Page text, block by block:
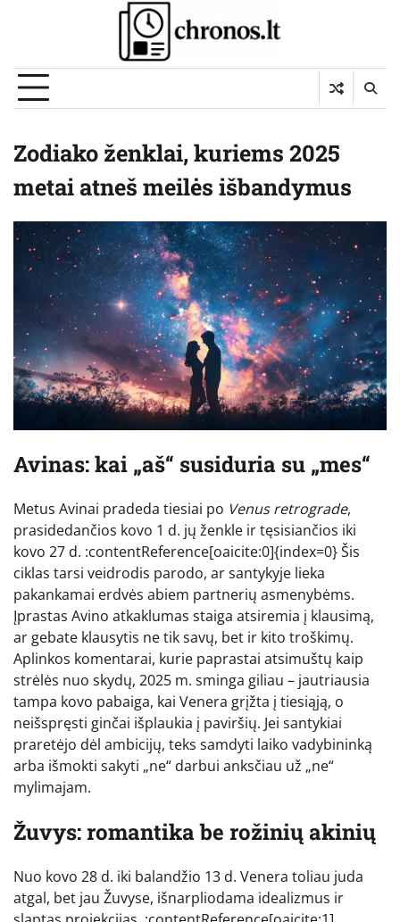
Zodiako ženklai, kuriems 2025
metai atneš meilės išbandymus
Avinas: kai „aš“ susiduria su „mes“
Metus Avinai pradeda tiesiai po Venus retrograde,
prasidedančios kovo 1 d. jų ženkle ir tęsisiančios iki
kovo 27 d. :contentReference[oaicite:0]{index=0} Šis
ciklas tarsi veidrodis parodo, ar santykyje lieka
pakankamai erdvės abiem partnerių asmenybėms.
Įprastas Avino atkaklumas staiga atsiremia į klausimą,
ar gebate klausytis ne tik savų, bet ir kito troškimų.
Aplinkos komentarai, kurie paprastai atsimuštų kaip
strėlės nuo skydų, 2025 m. sminga giliau – jautriausia
tampa kovo pabaiga, kai Venera grįžta į tiesiąją, o
neišspręsti ginčai išplaukia į paviršių. Jei santykiai
praretėjo dėl ambicijų, teks samdyti laiko vadybininką
arba išmokti sakyti „ne“ darbui anksčiau už „ne“
mylimajam.
Žuvys: romantika be rožinių akinių
Nuo kovo 28 d. iki balandžio 13 d. Venera toliau juda
atgal, bet jau Žuvyse, išnarpliodama idealizmus ir